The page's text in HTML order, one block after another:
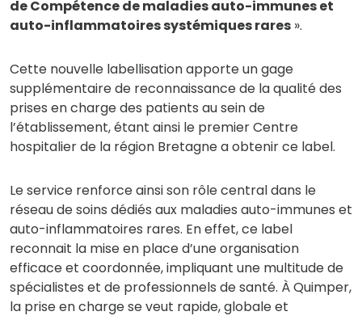
de Compétence de maladies auto-immunes et
auto-inflammatoires systémiques rares ».
Cette nouvelle labellisation apporte un gage
supplémentaire de reconnaissance de la qualité des
prises en charge des patients au sein de
l’établissement, étant ainsi le premier Centre
hospitalier de la région Bretagne a obtenir ce label.
Le service renforce ainsi son rôle central dans le
réseau de soins dédiés aux maladies auto-immunes et
auto-inflammatoires rares. En effet, ce label
reconnait la mise en place d’une organisation
efficace et coordonnée, impliquant une multitude de
spécialistes et de professionnels de santé. À Quimper,
la prise en charge se veut rapide, globale et